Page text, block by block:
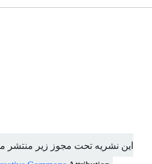
این نشریه تحت مجوز زیر منتشر